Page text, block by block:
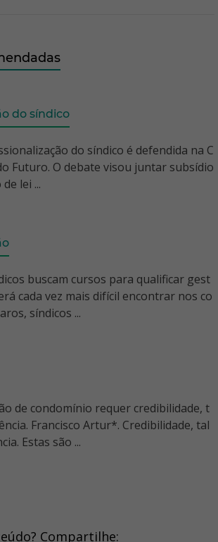
do síndico
do síndico é defendida na C
Futuro. O debate visou juntar subsídio
lei ...
buscam cursos para qualificar gest
cada vez mais difícil encontrar nos co
síndicos ...
de condomínio requer credibilidade, t
Francisco Artur*. Credibilidade, tal
Estas são ...
Compartilhe: